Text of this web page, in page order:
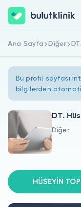
Hakkımızda
Doktorlar için
Hemen
Ana Sayfa Diğer
Bu profil sayfası
bilgilerden
DT.
Diğer
HÜSEYİN